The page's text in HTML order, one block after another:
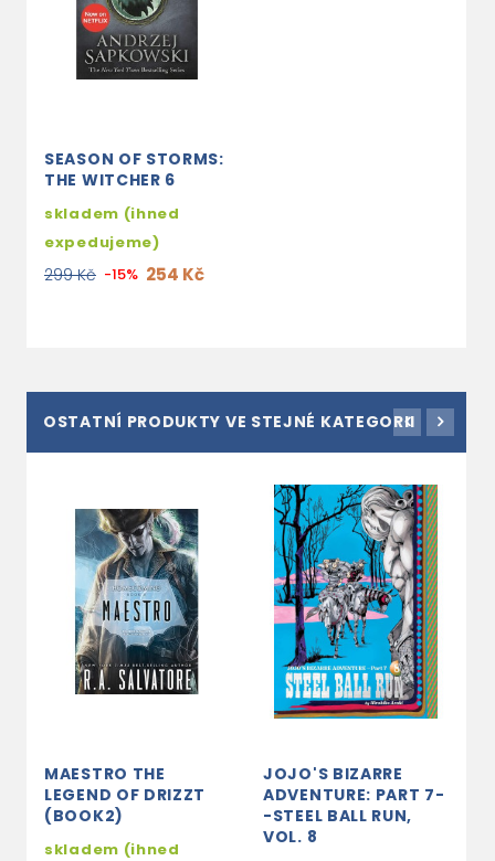
SEASON OF STORMS:
THE WITCHER 6
skladem (ihned
expedujeme)
299 Kč -15% 254 Kč
OSTATNÍ PRODUKTY VE STEJNÉ KATEGORII
MAESTRO THE
LEGEND OF DRIZZT
(BOOK2)
skladem (ihned
JOJO'S BIZARRE
ADVENTURE: PART 7-
-STEEL BALL RUN,
VOL. 8